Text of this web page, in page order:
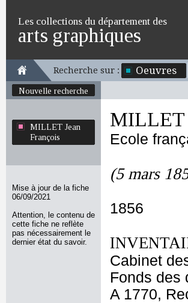
Les collections du département des
arts graphiques
Recherche sur : Oeuvres
Nouvelle recherche
MILLET Jean
François
Mise à jour de la fiche
06/09/2021
Attention, le contenu de
cette fiche ne reflète
pas nécessairement le
dernier état du savoir.
MILLET
Ecole
(5 mars
1856
Cabinet
Fonds des
A 1770,